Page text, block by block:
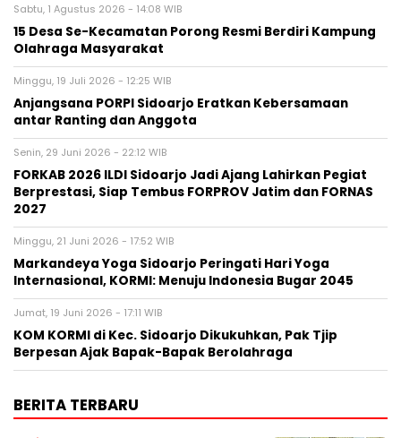
Sabtu, 1 Agustus 2026 - 14:08 WIB
15 Desa Se-Kecamatan Porong Resmi Berdiri Kampung
Olahraga Masyarakat
Minggu, 19 Juli 2026 - 12:25 WIB
Anjangsana PORPI Sidoarjo Eratkan Kebersamaan
antar Ranting dan Anggota
Senin, 29 Juni 2026 - 22:12 WIB
FORKAB 2026 ILDI Sidoarjo Jadi Ajang Lahirkan Pegiat
Berprestasi, Siap Tembus FORPROV Jatim dan FORNAS
2027
Minggu, 21 Juni 2026 - 17:52 WIB
Markandeya Yoga Sidoarjo Peringati Hari Yoga
Internasional, KORMI: Menuju Indonesia Bugar 2045
Jumat, 19 Juni 2026 - 17:11 WIB
KOM KORMI di Kec. Sidoarjo Dikukuhkan, Pak Tjip
Berpesan Ajak Bapak-Bapak Berolahraga
BERITA TERBARU